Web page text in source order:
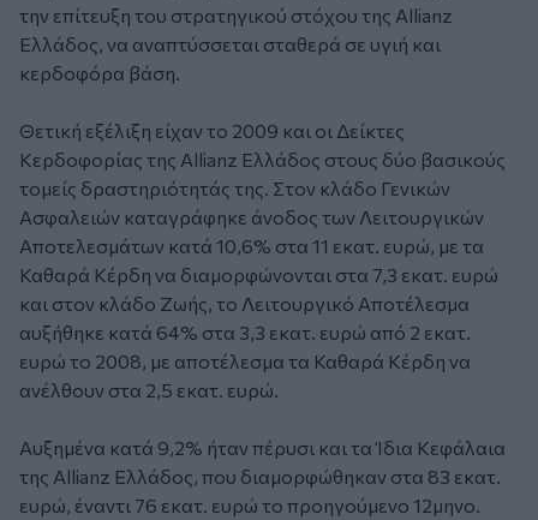
την επίτευξη του στρατηγικού στόχου της Allianz
Ελλάδος, να αναπτύσσεται σταθερά σε υγιή και
κερδοφόρα βάση.
Θετική εξέλιξη είχαν το 2009 και οι Δείκτες
Κερδοφορίας της Allianz Ελλάδος στους δύο βασικούς
τομείς δραστηριότητάς της. Στον κλάδο Γενικών
Ασφαλειών καταγράφηκε άνοδος των Λειτουργικών
Αποτελεσμάτων κατά 10,6% στα 11 εκατ. ευρώ, με τα
Καθαρά Κέρδη να διαμορφώνονται στα 7,3 εκατ. ευρώ
και στον κλάδο Ζωής, το Λειτουργικό Αποτέλεσμα
αυξήθηκε κατά 64% στα 3,3 εκατ. ευρώ από 2 εκατ.
ευρώ το 2008, με αποτέλεσμα τα Καθαρά Κέρδη να
ανέλθουν στα 2,5 εκατ. ευρώ.
Αυξημένα κατά 9,2% ήταν πέρυσι και τα Ίδια Κεφάλαια
της Allianz Ελλάδος, που διαμορφώθηκαν στα 83 εκατ.
ευρώ, έναντι 76 εκατ. ευρώ το προηγούμενο 12μηνο.